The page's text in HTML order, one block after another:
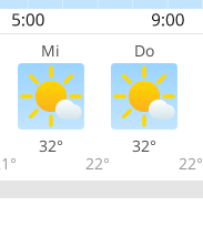
Mi Do
32°
22°
32°
22°